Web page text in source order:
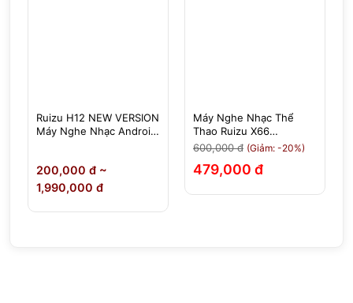
Ruizu H12 NEW VERSION
Máy Nghe Nhạc Android
64GB, Bluetooth 5.2,
Wifi
200,000 đ ~
1,990,000 đ
Máy Nghe Nhạc Thể
Thao Ruizu X66
Bluetooth | Có Kẹp Áo
Tiện Lợi, Siêu Nhẹ 15g
600,000 đ (Giảm: -20%)
479,000 đ